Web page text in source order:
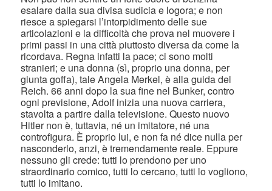
esalare dalla sua divisa sudicia e logora; e non
riesce a spiegarsi l’intorpidimento delle sue
articolazioni e la difficoltà che prova nel muovere i
primi passi in una città piuttosto diversa da come la
ricordava. Regna infatti la pace; ci sono molti
stranieri; e una donna (sì, proprio una donna, per
giunta goffa), tale Angela Merkel, è alla guida del
Reich. 66 anni dopo la sua fine nel Bunker, contro
ogni previsione, Adolf inizia una nuova carriera,
stavolta a partire dalla televisione. Questo nuovo
Hitler non è, tuttavia, né un imitatore, né una
controfigura. È proprio lui, e non fa né dice nulla per
nasconderlo, anzi, è tremendamente reale. Eppure
nessuno gli crede: tutti lo prendono per uno
straordinario comico, tutti lo cercano, tutti lo vogliono,
tutti lo imitano.